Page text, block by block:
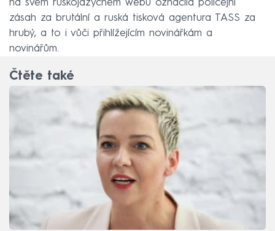
na svém ruskojazyčném webu označila policejní
zásah za brutální a ruská tisková agentura TASS za
hrubý, a to i vůči přihlížejícím novinářkám a
novinářům.
Čtěte také